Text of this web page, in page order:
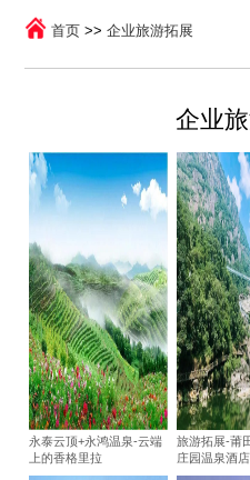
首页 >>企业旅游拓展
企业
永泰云顶+永鸿温泉-云端
上的香格里拉
旅游拓展-莆
庄园温泉酒店